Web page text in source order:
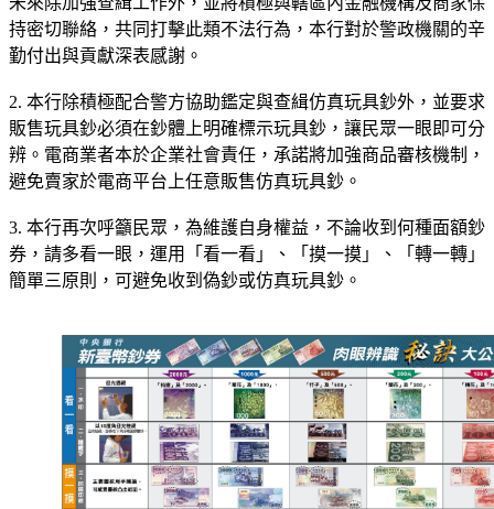
持密切聯絡，共同打擊此類不法行為，本行對於警政機關的辛
勤付出與貢獻深表感謝。
2. 本行除積極配合警方協助鑑定與查緝仿真玩具鈔外，並要求
販售玩具鈔必須在鈔體上明確標示玩具鈔，讓民眾一眼即可分
辨。電商業者本於企業社會責任，承諾將加強商品審核機制，
避免賣家於電商平台上任意販售仿真玩具鈔。
3. 本行再次呼籲民眾，為維護自身權益，不論收到何種面額鈔
券，請多看一眼，運用「看一看」、「摸一摸」、「轉一轉」
簡單三原則，可避免收到偽鈔或仿真玩具鈔。